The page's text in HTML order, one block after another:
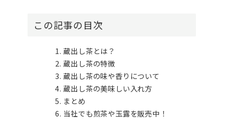
この記事の目次
蔵出し茶とは？
蔵出し茶の特徴
蔵出し茶の味や香りについて
蔵出し茶の美味しい入れ方
まとめ
当社でも煎茶や玉露を販売中！